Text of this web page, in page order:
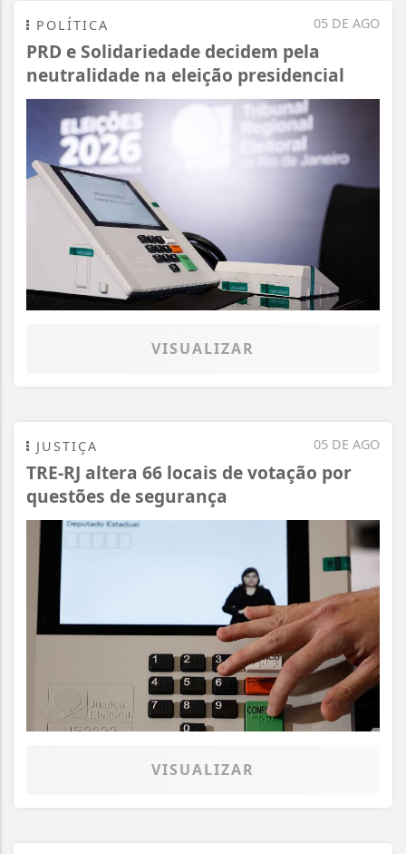
05 DE AGO
POLÍTICA
PRD e Solidariedade decidem pela
neutralidade na eleição presidencial
VISUALIZAR
05 DE AGO
JUSTIÇA
TRE-RJ altera 66 locais de votação por
questões de segurança
VISUALIZAR